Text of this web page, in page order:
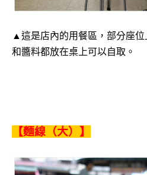
▲這是店內的用餐區，部分座
和醬料都放在桌上可以自取。
【麵線（大）】